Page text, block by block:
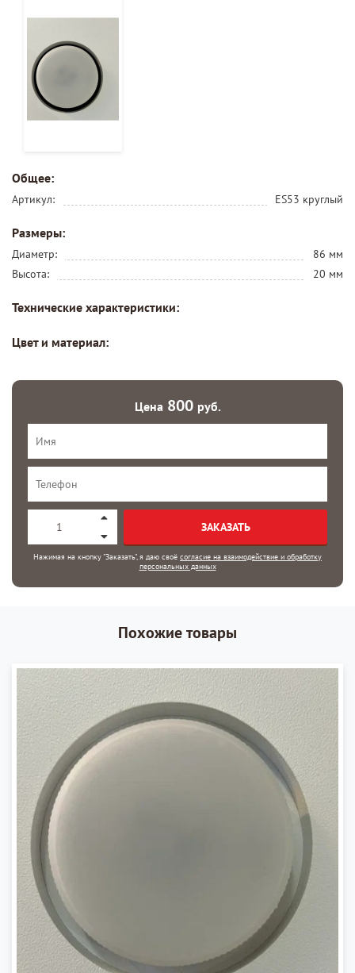
Общее:
Артикул: ES53 круглый
Размеры:
Диаметр:
86 мм
Высота:
20 мм
Технические характеристики:
Цвет и материал:
Цена800 руб.
ЗАКАЗАТЬ
Нажимая на кнопку "Заказать", я даю своё согласие на взаимодействие и обработку
персональных данных
Похожие товары